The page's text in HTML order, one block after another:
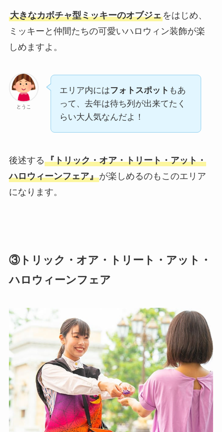
大きなカボチャ型ミッキーのオブジェをはじめ、
ミッキーと仲間たちの可愛いハロウィン装飾が楽
しめますよ。
とうこ
エリア内にはフォトスポット もあ
って、去年は待ち列が出来てたく
らい大人気なんだよ！
後述する『トリック・オア・トリート・アット・
ハロウィーンフェア』が楽しめるのもこのエリア
になります。
③トリック・オア・トリート・アット・
ハロウィーンフェア